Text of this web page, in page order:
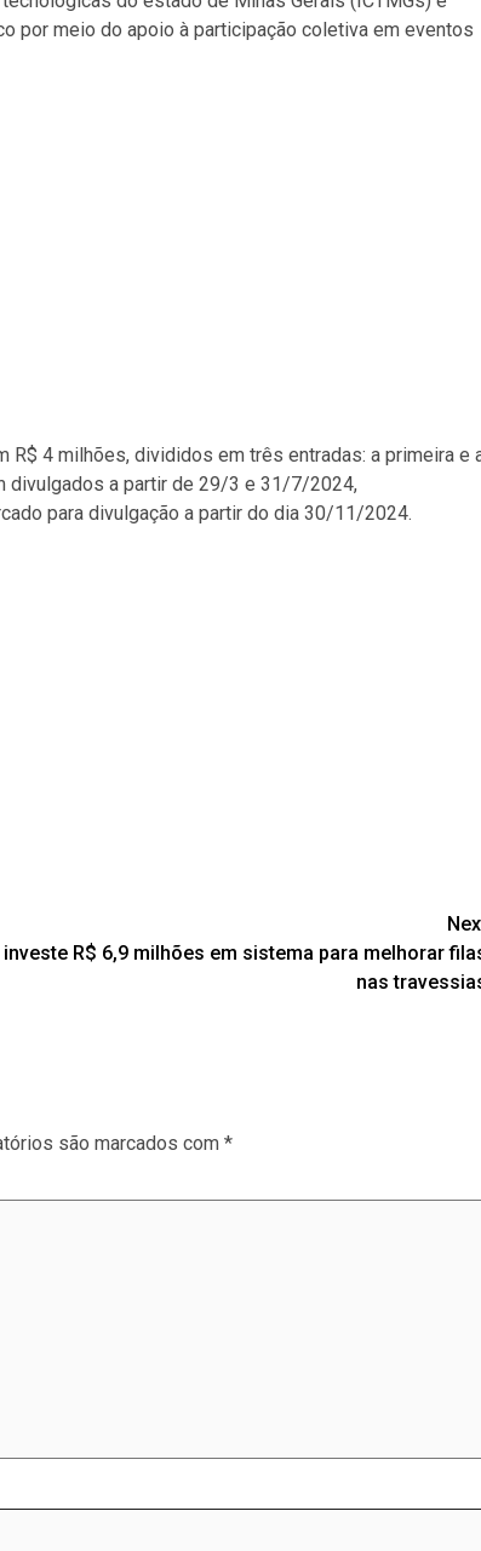
por meio do apoio à participação coletiva em eventos
R$ 4 milhões, divididos em três entradas: a primeira e
divulgados a partir de 29/3 e 31/7/2024,
para divulgação a partir do dia 30/11/2024.
investe R$ 6,9 milhões em sistema para melhorar
nas
são marcados com *